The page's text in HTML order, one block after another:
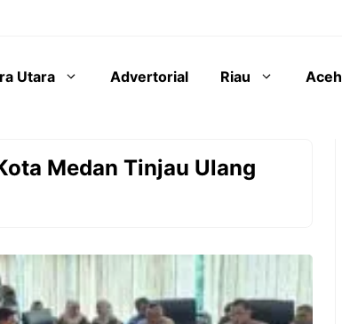
Utara Advertorial Riau Aceh
Medan Tinjau Ulang